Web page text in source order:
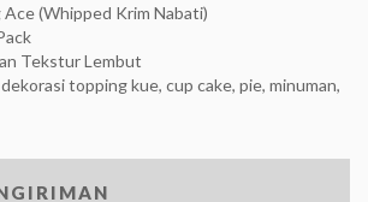
(Whipped Krim Nabati)
Tekstur Lembut
topping kue, cup cake, pie, minuman,